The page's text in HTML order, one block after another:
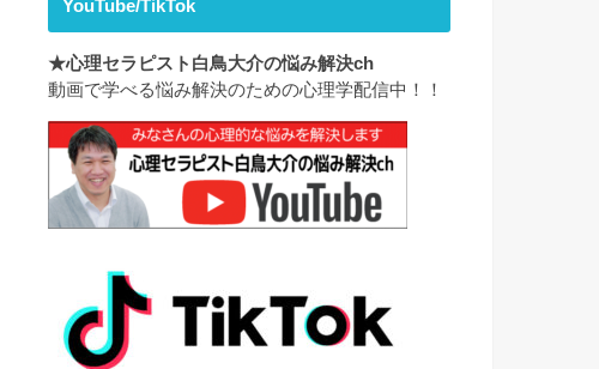
YouTube/TikTok
★心理セラピスト白鳥大介の悩み解決ch
動画で学べる悩み解決のための心理学配信中！！